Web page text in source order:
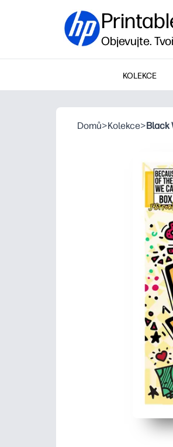
Objevujte.
KOLEKCE
Domů>Kolekce>Black